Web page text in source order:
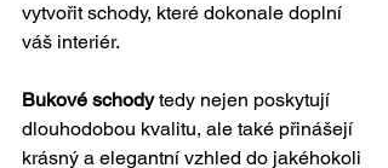
vytvořit schody, které dokonale doplní
váš interiér.
Bukové schody tedy nejen poskytují
dlouhodobou kvalitu, ale také přinášejí
krásný a elegantní vzhled do jakéhokoli